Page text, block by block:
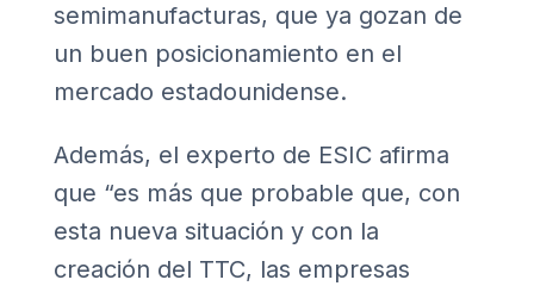
semimanufacturas, que ya gozan de
un buen posicionamiento en el
mercado estadounidense.
Además, el experto de ESIC afirma
que “es más que probable que, con
esta nueva situación y con la
creación del TTC, las empresas